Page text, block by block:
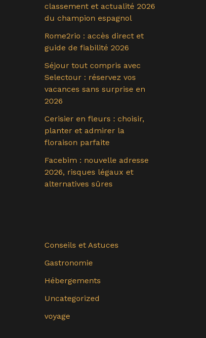
classement et actualité 2026
du champion espagnol
Rome2rio : accès direct et
guide de fiabilité 2026
Séjour tout compris avec
Selectour : réservez vos
vacances sans surprise en
2026
Cerisier en fleurs : choisir,
planter et admirer la
floraison parfaite
Facebim : nouvelle adresse
2026, risques légaux et
alternatives sûres
Conseils et Astuces
Gastronomie
Hébergements
Uncategorized
voyage